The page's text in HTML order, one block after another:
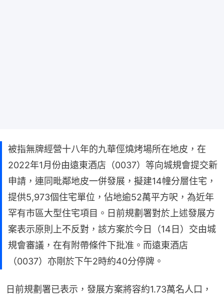
被指無牌經營十八年的九華俓燒烤場所在地皮，在
2022年1月份由遠東酒店（0037）等向城規會提交新
申請，連同毗鄰地皮一併發展，擬建14幢分層住宅，
提供5,973個住宅單位，佔地逾52萬平方呎，為近年
罕有市區大型住宅項目。日前規劃署對於上述發展方
案表示原則上不反對，該方案於今日（14日）交由城
規會審議，在有附帶條件下批准。而遠東酒店
（0037）亦剛於下午2時約40分停牌。
日前規劃署已表示，發展方案將容約1.73萬名人口，